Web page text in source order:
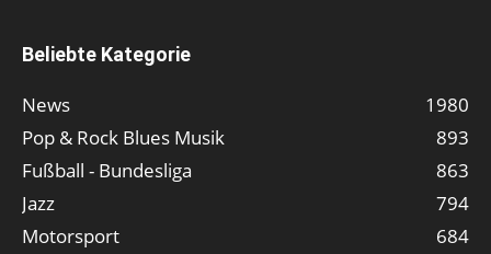
Beliebte Kategorie
News
1980
Pop & Rock Blues Musik
893
Fußball - Bundesliga
863
Jazz
794
Motorsport
684